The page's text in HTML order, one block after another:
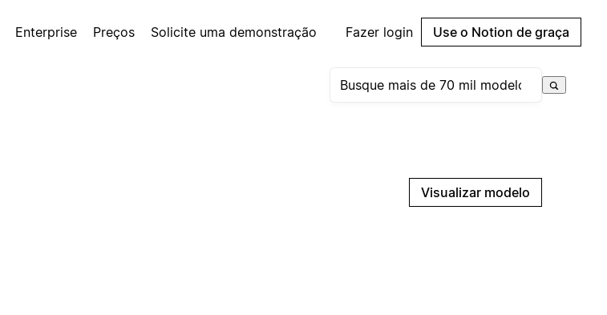
Enterprise Preços Solicite uma demonstração Fazer login Use o Notion de graça
Visualizar modelo